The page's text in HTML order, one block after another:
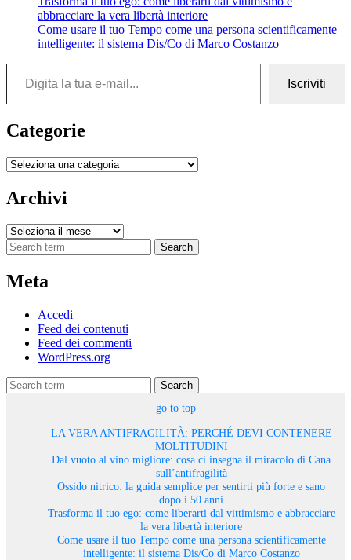
abbracciare la vera libertà interiore
Come usare il tuo Tempo come una persona scientificamente
intelligente: il sistema Dis/Co di Marco Costanzo
Digita la tua e-mail...
Iscriviti
Categorie
Categorie
Archivi
Archivi
Search
Meta
Accedi
Feed dei contenuti
Feed dei commenti
WordPress.org
Search
go to top
LA VERA ANTIFRAGILITÀ: PERCHÉ DEVI CONTENERE
MOLTITUDINI
Dal vuoto al vino migliore: cosa ci insegna il miracolo di Cana
sull’antifragilità
Ossido nitrico: la guida semplice per sentirti più forte e sano
dopo i 50 anni
Trasforma il tuo ego: come liberarti dal vittimismo e abbracciare
la vera libertà interiore
Come usare il tuo Tempo come una persona scientificamente
intelligente: il sistema Dis/Co di Marco Costanzo